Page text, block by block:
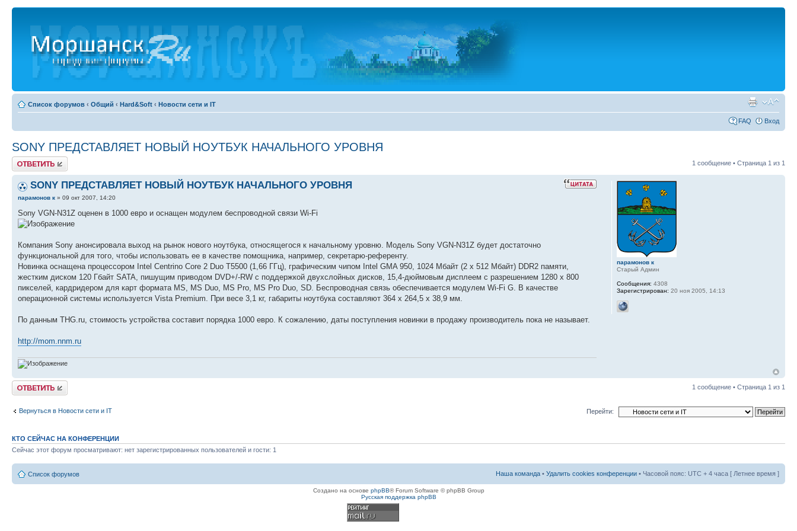
Список форумов ‹ Общий ‹ Hard&Soft ‹ Новости сети и IT
FAQ Вход
SONY ПРЕДСТАВЛЯЕТ НОВЫЙ НОУТБУК НАЧАЛЬНОГО УРОВНЯ
Ответить 1 сообщение • Страница 1 из 1
SONY ПРЕДСТАВЛЯЕТ НОВЫЙ НОУТБУК НАЧАЛЬНОГО УРОВНЯ
парамонов к » 09 окт 2007, 14:20
Sony VGN-N31Z оценен в 1000 евро и оснащен модулем беспроводной связи Wi-Fi
Компания Sony анонсировала выход на рынок нового ноутбука, относящегося к начальному уровню. Модель Sony VGN-N31Z будет достаточно
функциональной для того, чтобы использовать ее в качестве помощника, например, секретарю-референту.
Новинка оснащена процессором Intel Centrino Core 2 Duo T5500 (1,66 ГГц), графическим чипом Intel GMA 950, 1024 Мбайт (2 x 512 Мбайт) DDR2 памяти,
жестким диском 120 Гбайт SATA, пишущим приводом DVD+/-RW с поддержкой двухслойных дисков, 15,4-дюймовым дисплеем с разрешением 1280 x 800
пикселей, кардридером для карт формата MS, MS Duo, MS Pro, MS Pro Duo, SD. Беспроводная связь обеспечивается модулем Wi-Fi G. В качестве
операционной системы используется Vista Premium. При весе 3,1 кг, габариты ноутбука составляют 364 x 264,5 x 38,9 мм.
По данным THG.ru, стоимость устройства составит порядка 1000 евро. К сожалению, даты поступления новинки в продажу производитель пока не называет.
http://mom.nnm.ru
парамонов к
Старый Админ
Сообщения: 4308
Зарегистрирован: 20 ноя 2005, 14:13
Ответить 1 сообщение • Страница 1 из 1
Вернуться в Новости сети и IT Перейти:
КТО СЕЙЧАС НА КОНФЕРЕНЦИИ
Сейчас этот форум просматривают: нет зарегистрированных пользователей и гости: 1
Список форумов Наша команда • Удалить cookies конференции • Часовой пояс: UTC + 4 часа [ Летнее время ]
Создано на основе phpBB® Forum Software © phpBB Group
Русская поддержка phpBB